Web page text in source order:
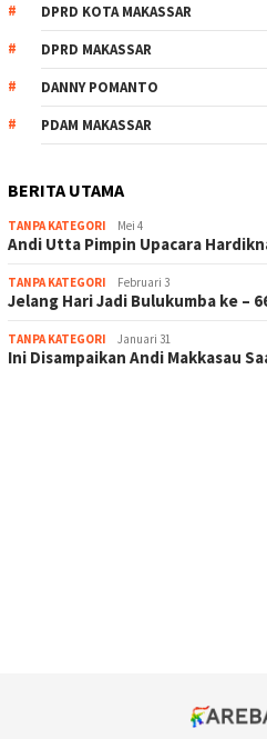
DPRD KOTA MAKASSAR
DPRD MAKASSAR
DANNY POMANTO
PDAM MAKASSAR
BERITA UTAMA
TANPA KATEGORI Mei 4
Andi Utta Pimpin Upacara
TANPA KATEGORI Februari 3
Jelang Hari Jadi Bulukumba ke –
TANPA KATEGORI Januari 31
Ini Disampaikan Andi Makkasau